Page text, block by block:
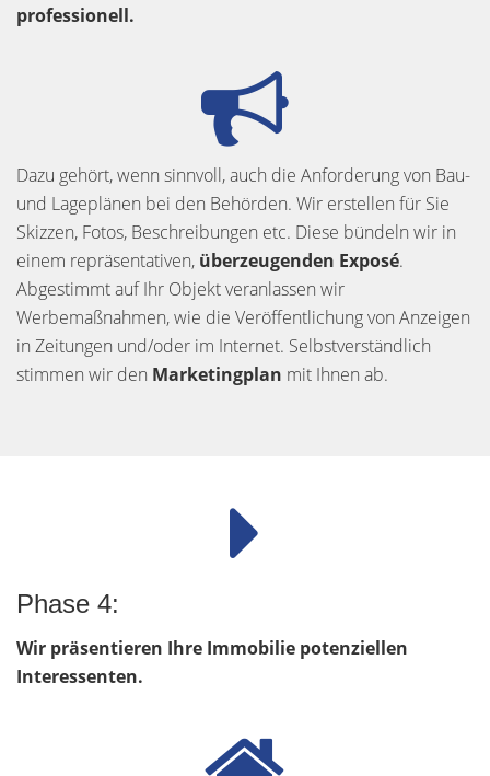
professionell.
Dazu gehört, wenn sinnvoll, auch die Anforderung von Bau-
und Lageplänen bei den Behörden. Wir erstellen für Sie
Skizzen, Fotos, Beschreibungen etc. Diese bündeln wir in
einem repräsentativen, überzeugenden Exposé.
Abgestimmt auf Ihr Objekt veranlassen wir
Werbemaßnahmen, wie die Veröffentlichung von Anzeigen
in Zeitungen und/oder im Internet. Selbstverständlich
stimmen wir den Marketingplan mit Ihnen ab.
Phase 4:
Wir präsentieren Ihre Immobilie potenziellen
Interessenten.